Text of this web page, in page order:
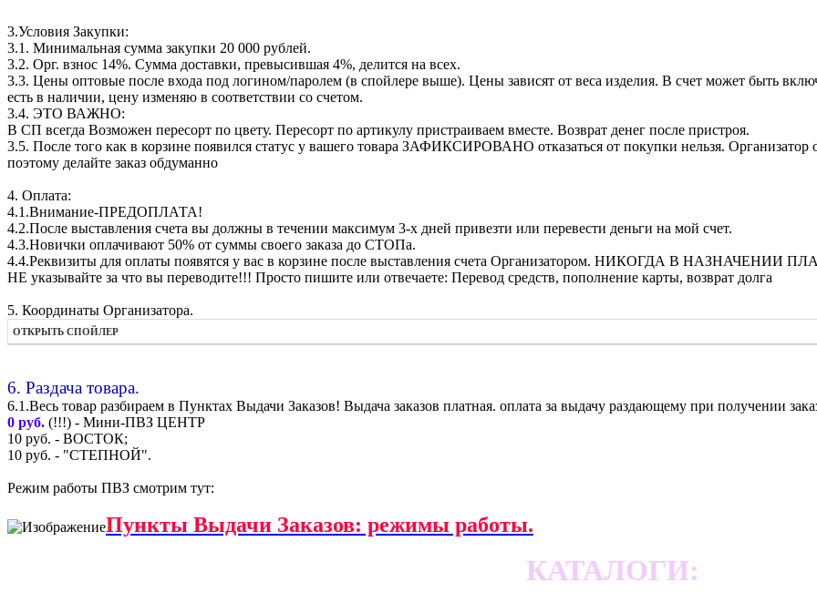
3.Условия Закупки:
3.1. Минимальная сумма закупки 20 000 рублей.
3.2. Орг. взнос 14%. Сумма доставки, превысившая 4%, делится на всех.
3.3. Цены оптовые после входа под логином/паролем (в спойлере выше). Цены зависят от веса изделия. В счет может быть
есть в наличии, цену изменяю в соответствии со счетом.
3.4. ЭТО ВАЖНО:
В СП всегда Возможен пересорт по цвету. Пересорт по артикулу пристраиваем вместе. Возврат денег после пристроя.
3.5. После того как в корзине появился статус у вашего товара ЗАФИКСИРОВАНО отказаться от покупки нельзя. Организатор
поэтому делайте заказ обдуманно
4. Оплата:
4.1.Внимание-ПРЕДОПЛАТА!
4.2.После выставления счета вы должны в течении максимум 3-х дней привезти или перевести деньги на мой счет.
4.3.Новички оплачивают 50% от суммы своего заказа до СТОПа.
4.4.Реквизиты для оплаты появятся у вас в корзине после выставления счета Организатором. НИКОГДА В НАЗНАЧЕНИИ
НЕ указывайте за что вы переводите!!! Просто пишите или отвечаете: Перевод средств, пополнение карты, возврат долга
5. Координаты Организатора.
ОТКРЫТЬ СПОЙЛЕР
6. Раздача товара.
6.1.Весь товар разбираем в Пунктах Выдачи Заказов! Выдача заказов платная. оплата за выдачу раздающему при получении
0 руб. (!!!) - Мини-ПВЗ ЦЕНТР
10 руб. - ВОСТОК;
10 руб. - "СТЕПНОЙ".
Режим работы ПВЗ смотрим тут:
Пункты Выдачи Заказов: режимы работы.
КАТАЛОГИ: